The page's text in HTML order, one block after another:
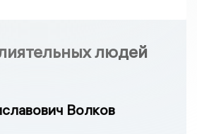
людей
Волков